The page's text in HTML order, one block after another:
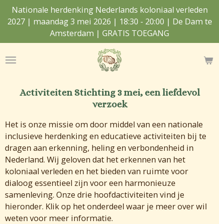
Ga
direct
de
hoofdinhoud
Nationale herdenking Nederlands koloniaal verleden
2027 | maandag 3 mei 2026 | 18:30 - 20:00 | De Dam te
Amsterdam | GRATIS TOEGANG
Activiteiten Stichting 3 mei, een liefdevol
verzoek
Het is onze missie om door middel van een nationale
inclusieve herdenking en educatieve activiteiten bij te
dragen aan erkenning, heling en verbondenheid in
Nederland. Wij geloven dat het erkennen van het
koloniaal verleden en het bieden van ruimte voor
dialoog essentieel zijn voor een harmonieuze
samenleving. Onze drie hoofdactiviteiten vind je
hieronder. Klik op het onderdeel waar je meer over wil
weten voor meer informatie.